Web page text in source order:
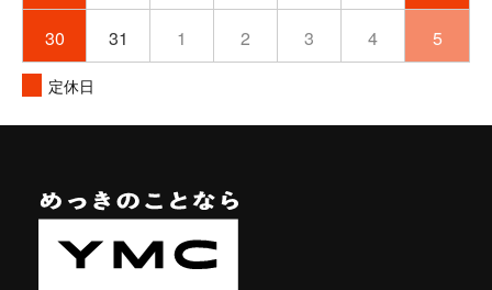
30 31 1 2 3 4 5
定休日